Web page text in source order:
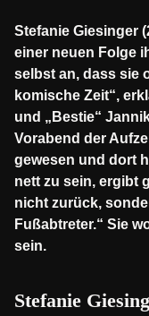
Stefanie Giesinger
einer neuen Folge
selbst an, dass sie
komische Zeit“,
und „Bestie“
Vorabend der
gewesen und dort
nett zu sein, ergibt
nicht zurück,
Fußabtreter.“ Sie
sein.
Stefanie